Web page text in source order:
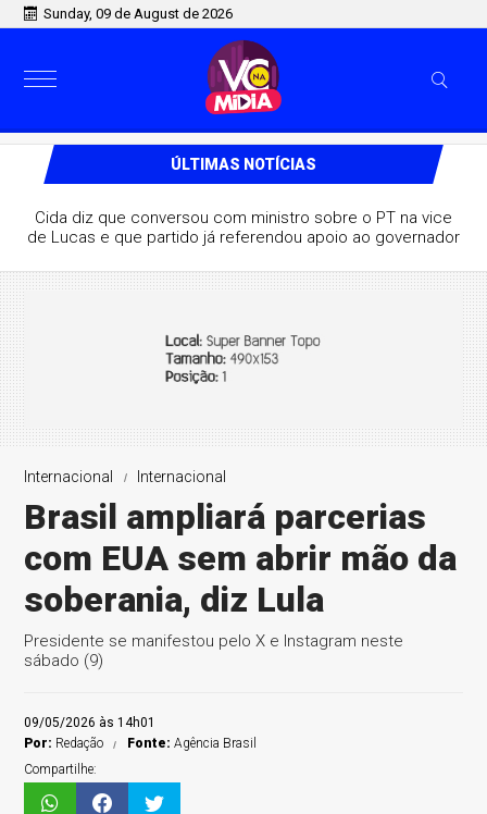
Sunday, 09 de August de 2026
ÚLTIMAS NOTÍCIAS
Cida diz que conversou com ministro sobre o PT na vice
de Lucas e que partido já referendou apoio ao governador
Internacional Internacional
Brasil ampliará parcerias
com EUA sem abrir mão da
soberania, diz Lula
Presidente se manifestou pelo X e Instagram neste
sábado (9)
09/05/2026 às 14h01
Por: Redação Fonte:Agência Brasil
Compartilhe: